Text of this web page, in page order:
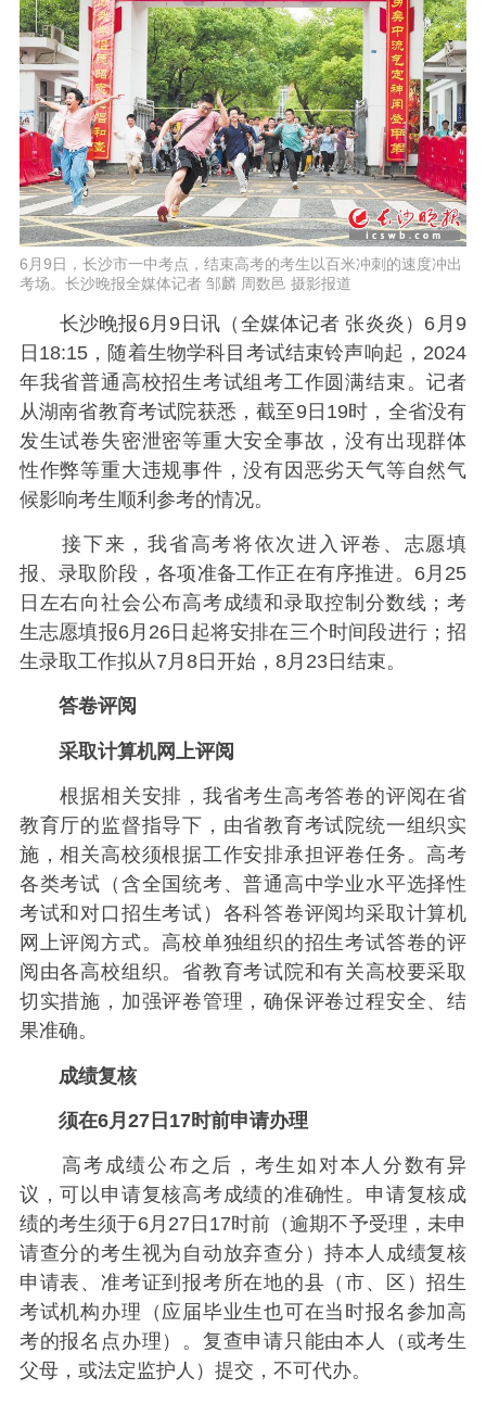
6月9日，长沙市一中考点，结束高考的考生以百米冲刺的速度冲出
考场。长沙晚报全媒体记者 邹麟 周数邑 摄影报道
长沙晚报6月9日讯（全媒体记者 张炎炎）6月9
日18:15，随着生物学科目考试结束铃声响起，2024
年我省普通高校招生考试组考工作圆满结束。记者
从湖南省教育考试院获悉，截至9日19时，全省没有
发生试卷失密泄密等重大安全事故，没有出现群体
性作弊等重大违规事件，没有因恶劣天气等自然气
候影响考生顺利参考的情况。
接下来，我省高考将依次进入评卷、志愿填
报、录取阶段，各项准备工作正在有序推进。6月25
日左右向社会公布高考成绩和录取控制分数线；考
生志愿填报6月26日起将安排在三个时间段进行；招
生录取工作拟从7月8日开始，8月23日结束。
答卷评阅
采取计算机网上评阅
根据相关安排，我省考生高考答卷的评阅在省
教育厅的监督指导下，由省教育考试院统一组织实
施，相关高校须根据工作安排承担评卷任务。高考
各类考试（含全国统考、普通高中学业水平选择性
考试和对口招生考试）各科答卷评阅均采取计算机
网上评阅方式。高校单独组织的招生考试答卷的评
阅由各高校组织。省教育考试院和有关高校要采取
切实措施，加强评卷管理，确保评卷过程安全、结
果准确。
成绩复核
须在6月27日17时前申请办理
高考成绩公布之后，考生如对本人分数有异
议，可以申请复核高考成绩的准确性。申请复核成
绩的考生须于6月27日17时前（逾期不予受理，未申
请查分的考生视为自动放弃查分）持本人成绩复核
申请表、准考证到报考所在地的县（市、区）招生
考试机构办理（应届毕业生也可在当时报名参加高
考的报名点办理）。复查申请只能由本人（或考生
父母，或法定监护人）提交，不可代办。